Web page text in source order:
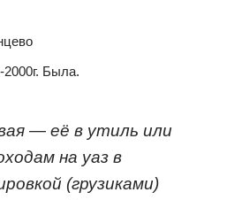
Была.
— её в утиль или
на уаз в
(грузиками)